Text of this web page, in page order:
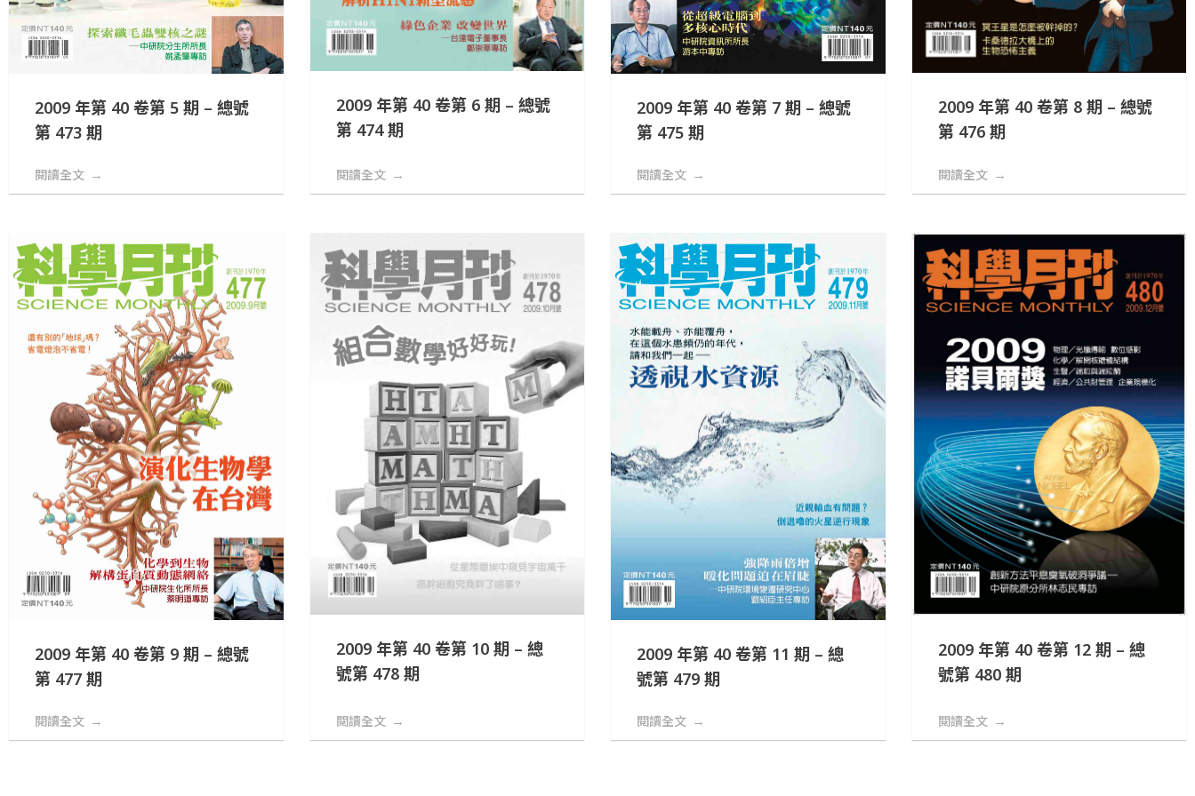
2009 年第 40 卷第 5 期 – 總號
第 473 期
閱讀全文
2009 年第 40 卷第 6 期 – 總號
第 474 期
閱讀全文
2009 年第 40 卷第 7 期 – 總號
第 475 期
閱讀全文
2009 年第 40 卷第 8 期 – 總號
第 476 期
閱讀全文
2009 年第 40 卷第 9 期 – 總號
第 477 期
閱讀全文
2009 年第 40 卷第 10 期 – 總
號第 478 期
閱讀全文
2009 年第 40 卷第 11 期 – 總
號第 479 期
閱讀全文
2009 年第 40 卷第 12 期 – 總
號第 480 期
閱讀全文